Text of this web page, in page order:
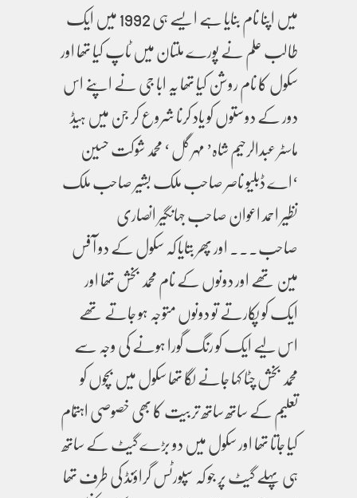
میں اپنا نام بنایا ہے ایسے ہی 1992 میں ایک
طالب علم نے پورے ملتان میں ٹاپ کیا تھا اور
سکول کا نام روشن کیا تھا یہ ابا جی نے اپنے اس
دور کے دوستوں کو یاد کرنا شروع کر جن میں ہیڈ
ماسٹر عبدالرحیم شاہ’ مہر گل ‘ محمد شوکت حسین
‘اے ڈبلیو ناصر صاحب ملک بشیر صاحب ملک
نظیر احمد اعوان صاحب جہانگیر انصاری
صاحب۔۔۔ اور پھر بتایا کہ سکول کے دو آ فس
مین تھے اور دونوں کے نام محمد بخش تھا اور
ایک کو پکارتے تو دونوں متوجہ ہو جاتے تھے
اس لیے ایک کو رنگ گورا ہونے کی وجہ سے
محمد بخش چٹا کہا جانے لگا تھا سکول میں بچوں کو
تعلیم کے ساتھ ساتھ تربیت کا بھی خصوصی اہتمام
کیا جاتا تھا اور سکول میں دو بڑے گیٹ کے ساتھ
ہی پہلے گیٹ پر جو کہ سپورٹس گراؤنڈ کی طرف تھا